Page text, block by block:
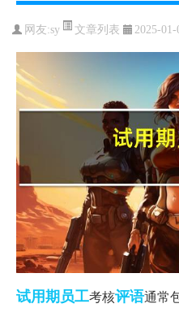
网友:sy 文章列表 2025-
试用期员工考核评语通常